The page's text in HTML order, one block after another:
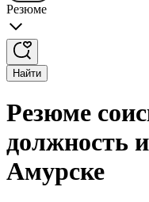
Резюме
Найти
Резюме
должность
Амурске